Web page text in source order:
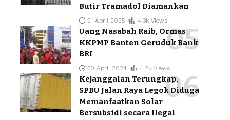
Butir Tramadol Diamankan
21 April 2025 4.3k Views
Uang Nasabah Raib, Ormas
KKPMP Banten Geruduk Bank
BRI
30 April 2024 4.2k Views
Kejanggalan Terungkap,
SPBU Jalan Raya Legok Diduga
Memanfaatkan Solar
Bersubsidi secara Ilegal